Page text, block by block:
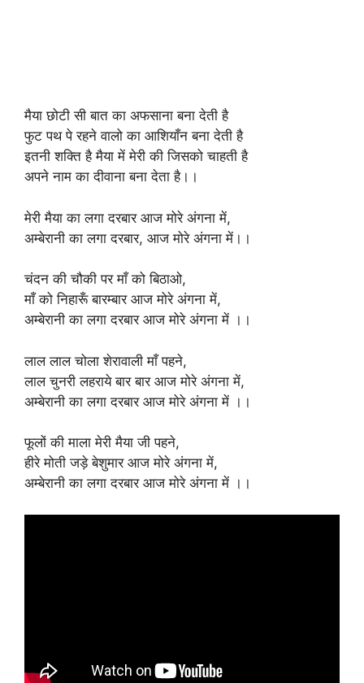
मैया छोटी सी बात का अफसाना बना देती है
फुट पथ पे रहने वालो का आशियाँन बना देती है
इतनी शक्ति है मैया में मेरी की जिसको चाहती है
अपने नाम का दीवाना बना देता है।।
मेरी मैया का लगा दरबार आज मोरे अंगना में,
अम्बेरानी का लगा दरबार, आज मोरे अंगना में।।
चंदन की चौकी पर माँ को बिठाओ,
माँ को निहारूँ बारम्बार आज मोरे अंगना में,
अम्बेरानी का लगा दरबार आज मोरे अंगना में ।।
लाल लाल चोला शेरावाली माँ पहने,
लाल चुनरी लहराये बार बार आज मोरे अंगना में,
अम्बेरानी का लगा दरबार आज मोरे अंगना में ।।
फूलों की माला मेरी मैया जी पहने,
हीरे मोती जड़े बेशुमार आज मोरे अंगना में,
अम्बेरानी का लगा दरबार आज मोरे अंगना में ।।